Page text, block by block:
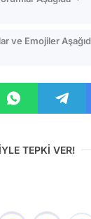
ve Emojiler
TEPKİ VER!